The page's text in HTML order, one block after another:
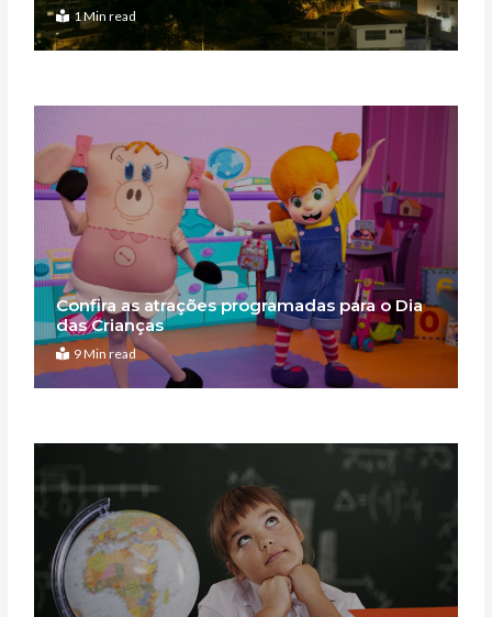
1 Min read
Confira as atrações programadas para o Dia
das Crianças
9 Min read